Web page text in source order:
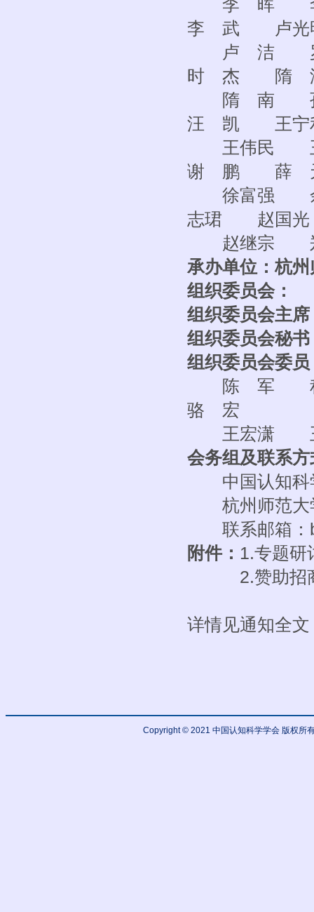
李 晖
李 武 卢光
卢 洁
时 杰 隋
隋 南
汪 凯 王宁
王伟民
谢 鹏 薛
徐富强
志珺 赵国光
赵继宗
承办单位：杭
组织委员会：
组织委员会主席
组织委员会秘书
组织委员会委员
陈 军
骆 宏
王宏潇
会务组及联系方
中国认知科
杭州师范大
联系邮箱：
附件： 1.专题研
2.赞助招
详情见通知全文
Copyright © 2021 中国认知科学学会 版权所